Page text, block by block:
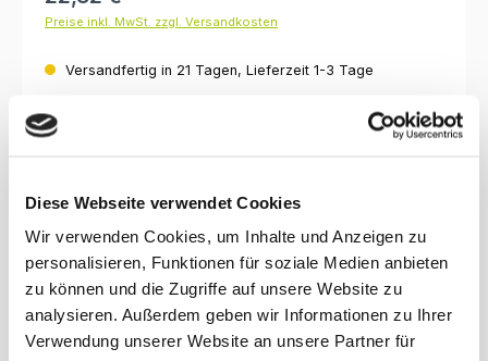
Diese Webseite verwendet Cookies
Wir verwenden Cookies, um Inhalte und Anzeigen zu
personalisieren, Funktionen für soziale Medien anbieten
zu können und die Zugriffe auf unsere Website zu
analysieren. Außerdem geben wir Informationen zu Ihrer
Verwendung unserer Website an unsere Partner für
Preise inkl. MwSt. zzgl. Versandkosten
Versandfertig in 21 Tagen, Lieferzeit 1-3 Tage
120 cm
lackiert, klar
unbehandelt
Produkt Anzahl: Gib den gewünschten Wert ein oder benutze die
In den Warenkorb
Produktnummer: 20.700.600.u